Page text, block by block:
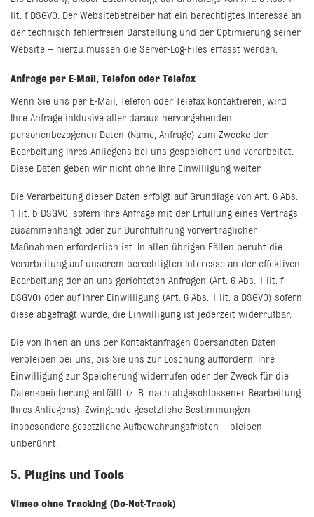
lit. f DSGVO. Der Websitebetreiber hat ein berechtigtes Interesse an
der technisch fehlerfreien Darstellung und der Optimierung seiner
Website – hierzu müssen die Server-Log-Files erfasst werden.
Anfrage per E-Mail, Telefon oder Telefax
Wenn Sie uns per E-Mail, Telefon oder Telefax kontaktieren, wird
Ihre Anfrage inklusive aller daraus hervorgehenden
personenbezogenen Daten (Name, Anfrage) zum Zwecke der
Bearbeitung Ihres Anliegens bei uns gespeichert und verarbeitet.
Diese Daten geben wir nicht ohne Ihre Einwilligung weiter.
Die Verarbeitung dieser Daten erfolgt auf Grundlage von Art. 6 Abs.
1 lit. b DSGVO, sofern Ihre Anfrage mit der Erfüllung eines Vertrags
zusammenhängt oder zur Durchführung vorvertraglicher
Maßnahmen erforderlich ist. In allen übrigen Fällen beruht die
Verarbeitung auf unserem berechtigten Interesse an der effektiven
Bearbeitung der an uns gerichteten Anfragen (Art. 6 Abs. 1 lit. f
DSGVO) oder auf Ihrer Einwilligung (Art. 6 Abs. 1 lit. a DSGVO) sofern
diese abgefragt wurde; die Einwilligung ist jederzeit widerrufbar.
Die von Ihnen an uns per Kontaktanfragen übersandten Daten
verbleiben bei uns, bis Sie uns zur Löschung auffordern, Ihre
Einwilligung zur Speicherung widerrufen oder der Zweck für die
Datenspeicherung entfällt (z. B. nach abgeschlossener Bearbeitung
Ihres Anliegens). Zwingende gesetzliche Bestimmungen –
insbesondere gesetzliche Aufbewahrungsfristen – bleiben
unberührt.
5. Plugins und Tools
Vimeo ohne Tracking (Do-Not-Track)